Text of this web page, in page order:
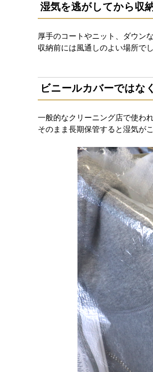
湿気を逃がしてから収
厚手のコートやニット、ダウン
収納前には風通しのよい場所で
ビニールカバーではな
一般的なクリーニング店で使わ
そのまま長期保管すると湿気が